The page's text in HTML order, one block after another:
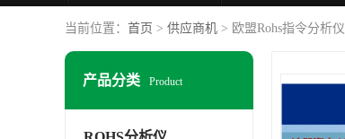
当前位置： 首页 > 供应商机 > 欧盟Rohs指令分析仪
产品分类 Product